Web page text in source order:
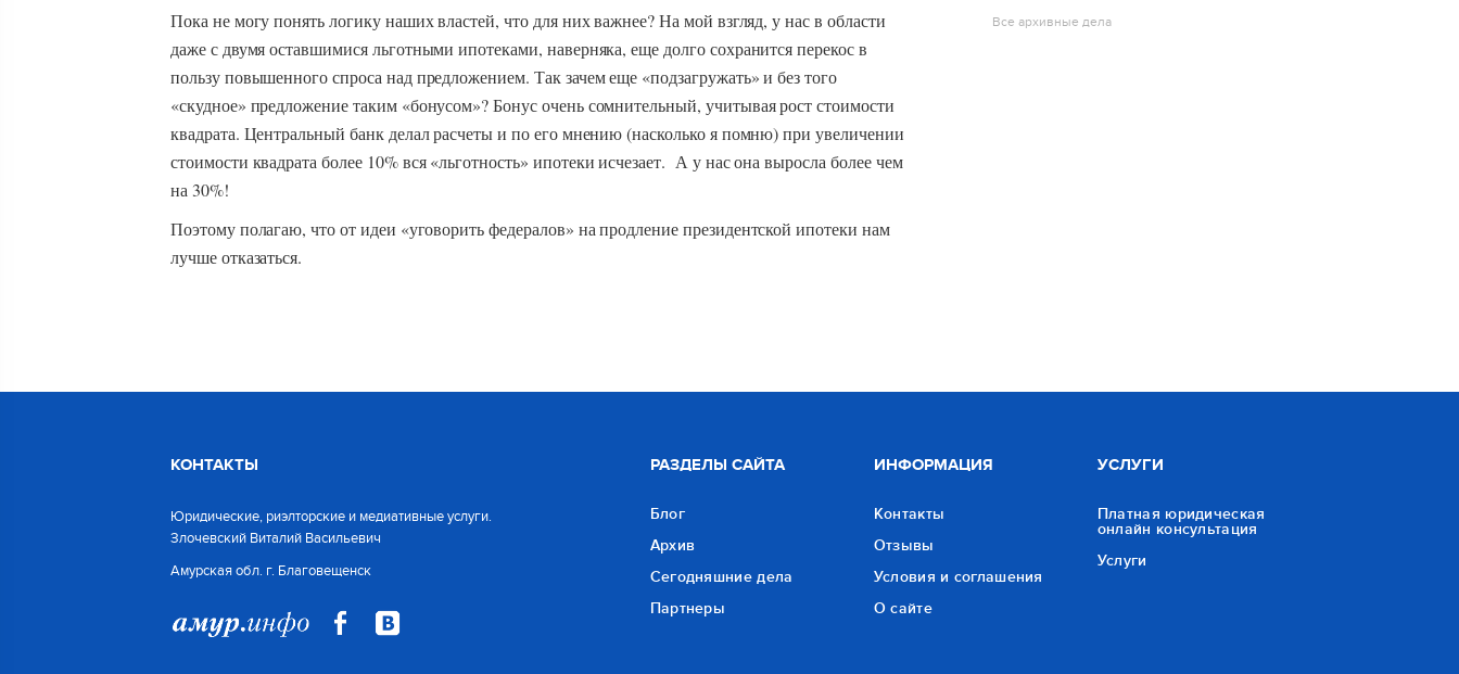
Пока не могу понять логику наших властей, что для них важнее? На мой взгляд, у нас в области
даже с двумя оставшимися льготными ипотеками, наверняка, еще долго сохранится перекос в
пользу повышенного спроса над предложением. Так зачем еще «подзагружать» и без того
«скудное» предложение таким «бонусом»? Бонус очень сомнительный, учитывая рост стоимости
квадрата. Центральный банк делал расчеты и по его мнению (насколько я помню) при увеличении
стоимости квадрата более 10% вся «льготность» ипотеки исчезает. А у нас она выросла более чем
на 30%!
Поэтому полагаю, что от идеи «уговорить федералов» на продление президентской ипотеки нам
лучше отказаться.
Все архивные дела
КОНТАКТЫ
Юридические, риэлторские и медиативные услуги.
Злочевский Виталий Васильевич
Амурская обл. г. Благовещенск
РАЗДЕЛЫ САЙТА
Блог
Архив
Сегодняшние дела
Партнеры
ИНФОРМАЦИЯ
Контакты
Отзывы
Условия и соглашения
О сайте
УСЛУГИ
Платная юридическая
онлайн консультация
Услуги